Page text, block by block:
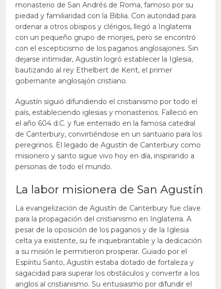
monasterio de San Andrés de Roma, famoso por su
piedad y familiaridad con la Biblia. Con autoridad para
ordenar a otros obispos y clérigos, llegó a Inglaterra
con un pequeño grupo de monjes, pero se encontró
con el escepticismo de los paganos anglosajones. Sin
dejarse intimidar, Agustín logró establecer la Iglesia,
bautizando al rey Ethelbert de Kent, el primer
gobernante anglosajón cristiano.
Agustín siguió difundiendo el cristianismo por todo el
país, estableciendo iglesias y monasterios. Falleció en
el año 604 d.C. y fue enterrado en la famosa catedral
de Canterbury, convirtiéndose en un santuario para los
peregrinos. El legado de Agustín de Canterbury como
misionero y santo sigue vivo hoy en día, inspirando a
personas de todo el mundo.
La labor misionera de San Agustín
La evangelización de Agustín de Canterbury fue clave
para la propagación del cristianismo en Inglaterra. A
pesar de la oposición de los paganos y de la Iglesia
celta ya existente, su fe inquebrantable y la dedicación
a su misión le permitieron prosperar. Guiado por el
Espíritu Santo, Agustín estaba dotado de fortaleza y
sagacidad para superar los obstáculos y convertir a los
anglos al cristianismo. Su entusiasmo por difundir el